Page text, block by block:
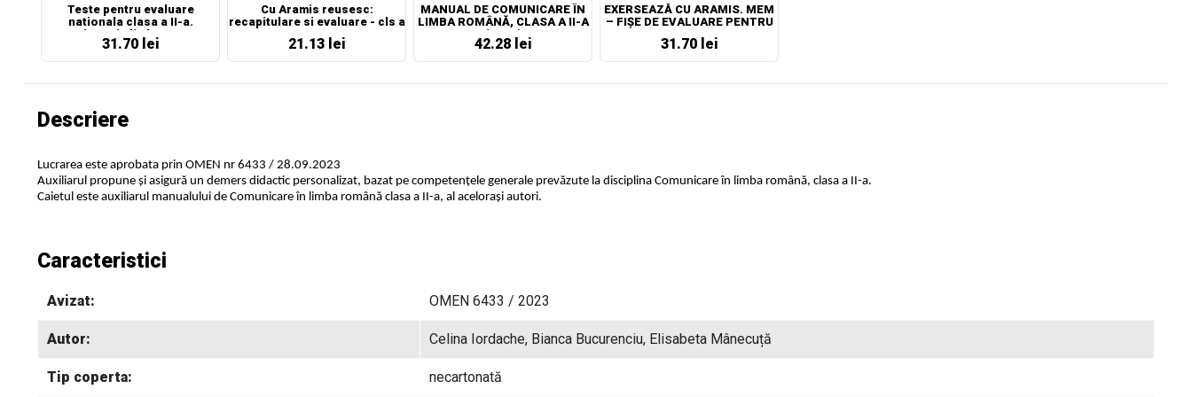
Teste pentru evaluare
nationala clasa a II-a.
Comunicare in limba romana +
Matematica si explorarea
31.70 lei
Cu Aramis reusesc:
recapitulare si evaluare - cls a
II-a- CLR, MEM
21.13 lei
MANUAL DE COMUNICARE ÎN
LIMBA ROMÂNĂ, CLASA A II-A
(NOU!)
42.28 lei
EXERSEAZĂ CU ARAMIS. MEM
– FIȘE DE EVALUARE PENTRU
CLASA A II-A
31.70 lei
Descriere
Lucrarea este aprobata prin OMEN nr 6433 / 28.09.2023
Auxiliarul propune și asigură un demers didactic personalizat, bazat pe competenţele generale prevăzute la disciplina Comunicare în limba română, clasa a II-a.
Caietul este auxiliarul manualului de Comunicare în limba română clasa a II-a, al acelorași autori.
Caracteristici
Avizat: OMEN 6433 / 2023
Autor: Celina Iordache, Bianca Bucurenciu, Elisabeta Mânecuță
Tip coperta: necartonată